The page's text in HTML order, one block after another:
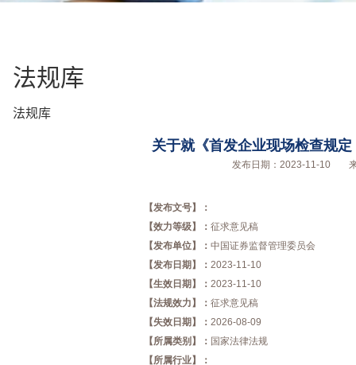
法规库
法规库